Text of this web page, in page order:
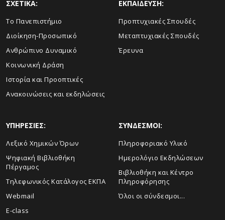
ΣΧΕΤΙΚΑ:
Το Πανεπιστήμιο
Διοίκηση-Προσωπικό
Ανθρώπινο Δυναμικό
Κοινωνική Δράση
Ιστορία και Προοπτικές
Ανακοινώσεις και εκδηλώσεις
ΕΚΠΑΙΔΕΥΣΗ:
Προπτυχιακές Σπουδές
Μεταπτυχιακές Σπουδές
Έρευνα
ΥΠΗΡΕΣΙΕΣ:
Λεξικό Χημικών Όρων
Ψηφιακή Βιβλιοθήκη
Πέργαμος
Τηλεφωνικός Κατάλογος ΕΚΠΑ
Webmail
E-class
ΣΥΝΔΕΣΜΟΙ:
Πληροφοριακό Υλικό
Ημερολόγιο Εκδηλώσεων
Βιβλιοθήκη και Κέντρο
Πληροφόρησης
Όλοι οι σύνδεσμοι...